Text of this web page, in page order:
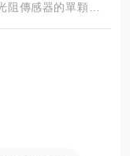
傳感器的單顆粒光
雙傳感器同時運行的